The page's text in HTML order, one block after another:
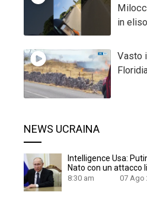
in
Vasto
NEWS UCRAINA
Intelligence Usa:
Nato con un attacco
8:30 am 07 Ago